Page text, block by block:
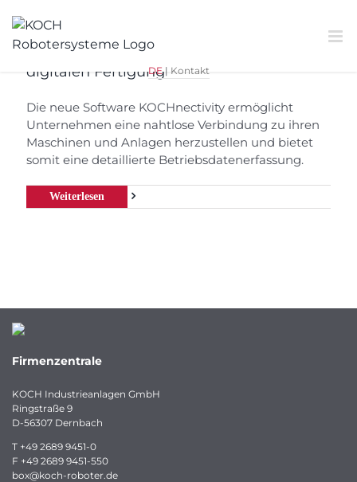
Inhalt
springen
DE| Kontakt
Mit KOCHnectivity in die Zukunft der
digitalen Fertigung
Die neue Software KOCHnectivity ermöglicht
Unternehmen eine nahtlose Verbindung zu ihren
Maschinen und Anlagen herzustellen und bietet
somit eine detaillierte Betriebsdatenerfassung.
Weiterlesen
Firmenzentrale
KOCH Industrieanlagen GmbH
Ringstraße 9
D-56307 Dernbach
T +49 2689 9451-0
F +49 2689 9451-550
box@koch-roboter.de